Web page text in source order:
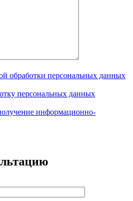
обработки персональных данных
персональных данных
информационно-